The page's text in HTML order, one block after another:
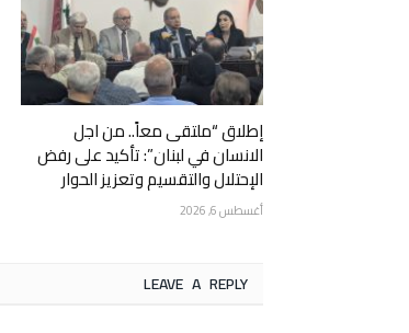
إطلاق “ملتقى معاً.. من اجل
الانسان في لبنان”: تأكيد على رفض
الإحتلال والتقسيم وتعزيز الحوار
أغسطس 6, 2026
LEAVE A REPLY